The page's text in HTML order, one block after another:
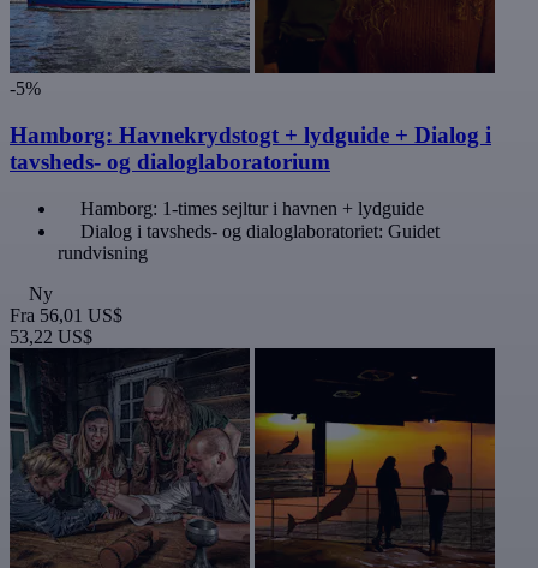
-5%
Hamborg: Havnekrydstogt + lydguide + Dialog i
tavsheds- og dialoglaboratorium
Hamborg: 1-times sejltur i havnen + lydguide
Dialog i tavsheds- og dialoglaboratoriet: Guidet
rundvisning
Ny
Fra 56,01 US$
53,22 US$